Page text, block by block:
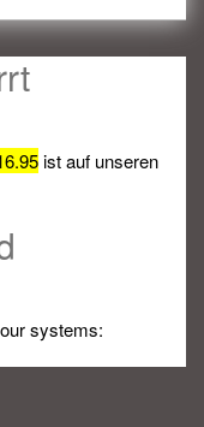
ist auf unseren
systems: